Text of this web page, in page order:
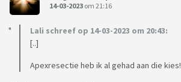
14-03-2023 om 21:16
Lali schreef op 14-03-2023 om 20:43:
[..]
Apexresectie heb ik al gehad aan die kies!